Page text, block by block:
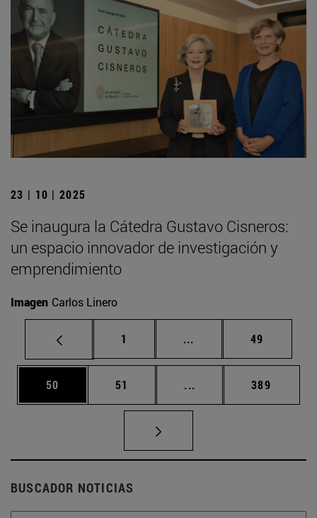
23 | 10 | 2025
Se inaugura la Cátedra Gustavo Cisneros:
un espacio innovador de investigación y
emprendimiento
Imagen Carlos Linero
Página
1 ... Páginas intermedias
Página
49
Página
50 Página
51 ... Páginas intermedias
Página
389
BUSCADOR NOTICIAS